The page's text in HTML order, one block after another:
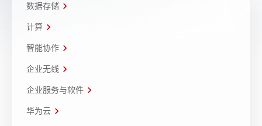
数据存储
计算
智能协作
企业无线
企业服务与软件
华为云